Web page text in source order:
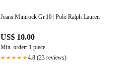
Jeans Minirock Gr.10 | Polo Ralph Lauren
US$ 10.00
Min. order: 1 piece
★★★★★4.8 (23 reviews)